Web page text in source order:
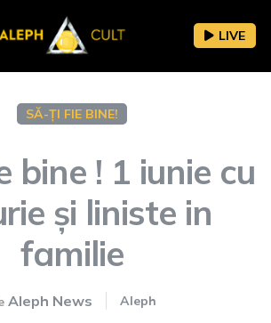
LIVE
SĂ-ȚI FIE BINE!
bine ! 1 iunie cu
și liniste in
familie
Aleph News Aleph